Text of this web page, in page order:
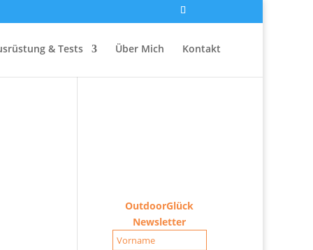
& Tests Über Mich Kontakt
OutdoorGlück
Newsletter